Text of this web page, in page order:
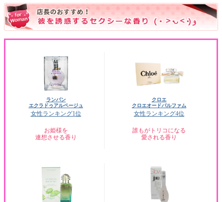
ランバン
エクラドゥアルページュ
女性ランキング1位
お姫様を
連想させる香り
クロエ
クロエオードパルファム
女性ランキング4位
誰もがトリコになる
愛される香り